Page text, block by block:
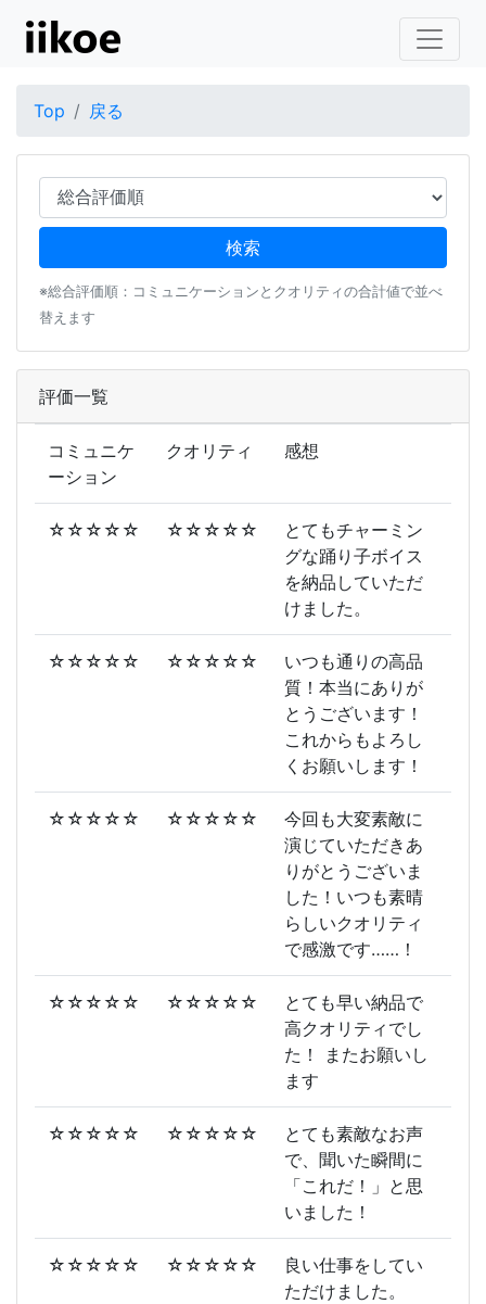
Top 戻る
※総合評価順：コミュニケーションとクオリティの合計値で並べ
替えます
評価一覧
コミュニケ
ーション
クオリティ 感想
☆☆☆☆☆ ☆☆☆☆☆
とてもチャーミン
グな踊り子ボイス
を納品していただ
けました。
☆☆☆☆☆ ☆☆☆☆☆
いつも通りの高品
質！本当にありが
とうございます！
これからもよろし
くお願いします！
☆☆☆☆☆ ☆☆☆☆☆
今回も大変素敵に
演じていただきあ
りがとうございま
した！いつも素晴
らしいクオリティ
で感激です……！
☆☆☆☆☆ ☆☆☆☆☆
とても早い納品で
高クオリティでし
た！ またお願いし
ます
☆☆☆☆☆ ☆☆☆☆☆
とても素敵なお声
で、聞いた瞬間に
「これだ！」と思
いました！
☆☆☆☆☆ ☆☆☆☆☆
良い仕事をしてい
ただけました。